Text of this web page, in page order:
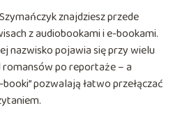
znajdziesz przede
z audiobookami i e-bookami.
nazwisko pojawia się przy wielu
po reportaże – a
pozwalają łatwo przełączać